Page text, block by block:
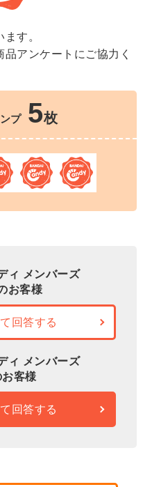
す。
アンケートにご協力く
プ 5枚
ィ メンバーズ
お客様
回答する
ィ メンバーズ
客様
回答する